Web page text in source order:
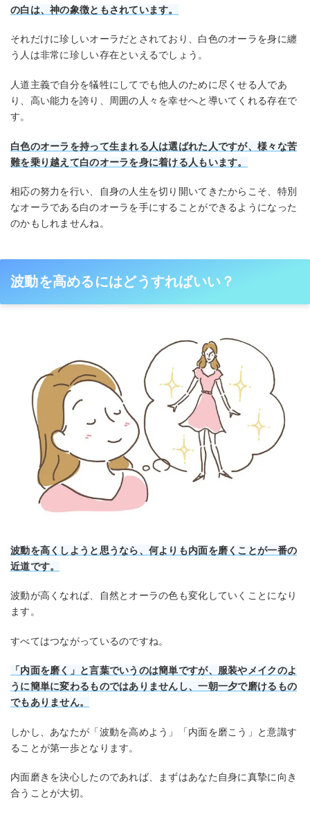
の白は、神の象徴ともされています。
それだけに珍しいオーラだとされており、白色のオーラを身に纏
う人は非常に珍しい存在といえるでしょう。
人道主義で自分を犠牲にしてでも他人のために尽くせる人であ
り、高い能力を誇り、周囲の人々を幸せへと導いてくれる存在で
す。
白色のオーラを持って生まれる人は選ばれた人ですが、様々な苦
難を乗り越えて白のオーラを身に着ける人もいます。
相応の努力を行い、自身の人生を切り開いてきたからこそ、特別
なオーラである白のオーラを手にすることができるようになった
のかもしれませんね。
波動を高めるにはどうすればいい？
波動を高くしようと思うなら、何よりも内面を磨くことが一番の
近道です。
波動が高くなれば、自然とオーラの色も変化していくことになり
ます。
すべてはつながっているのですね。
「内面を磨く」と言葉でいうのは簡単ですが、服装やメイクのよ
うに簡単に変わるものではありませんし、一朝一夕で磨けるもの
でもありません。
しかし、あなたが「波動を高めよう」「内面を磨こう」と意識す
ることが第一歩となります。
内面磨きを決心したのであれば、まずはあなた自身に真摯に向き
合うことが大切。